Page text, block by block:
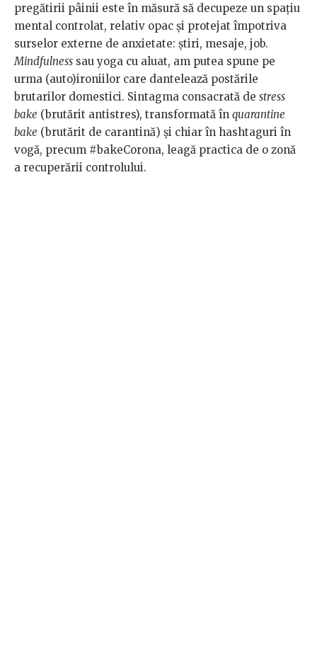
pregătirii pâinii este în măsură să decupeze un spațiu
mental controlat, relativ opac și protejat împotriva
surselor externe de anxietate: știri, mesaje, job.
Mindfulness sau yoga cu aluat, am putea spune pe
urma (auto)ironiilor care dantelează postările
brutarilor domestici. Sintagma consacrată de stress
bake (brutărit antistres), transformată în quarantine
bake (brutărit de carantină) și chiar în hashtaguri în
vogă, precum #bakeCorona, leagă practica de o zonă
a recuperării controlului.